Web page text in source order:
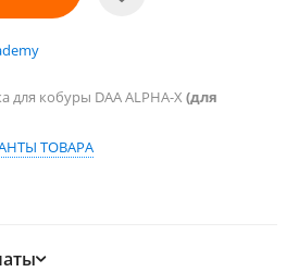
для кобуры DAA ALPHA-X (для
ТОВАРА